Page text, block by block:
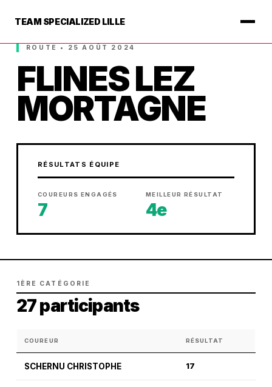
TEAM SPECIALIZED LILLE
ROUTE • 25 AOÛT 2024
FLINES LEZ
MORTAGNE
RÉSULTATS ÉQUIPE
COUREURS ENGAGÉS
7
MEILLEUR RÉSULTAT
4e
1ÈRE CATÉGORIE
27 participants
COUREUR RÉSULTAT
SCHERNU CHRISTOPHE 17